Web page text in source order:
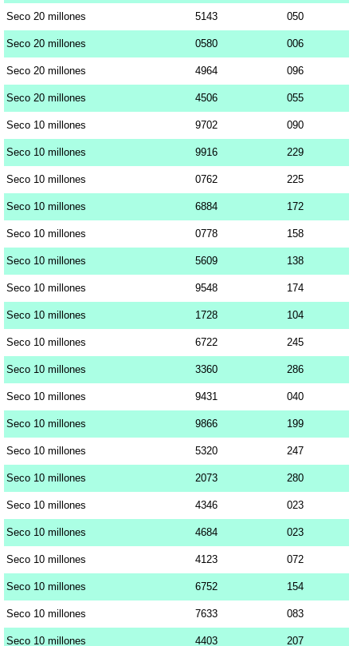
Seco 20 millones 5143 050
Seco 20 millones 0580 006
Seco 20 millones 4964 096
Seco 20 millones 4506 055
Seco 10 millones 9702 090
Seco 10 millones 9916 229
Seco 10 millones 0762 225
Seco 10 millones 6884 172
Seco 10 millones 0778 158
Seco 10 millones 5609 138
Seco 10 millones 9548 174
Seco 10 millones 1728 104
Seco 10 millones 6722 245
Seco 10 millones 3360 286
Seco 10 millones 9431 040
Seco 10 millones 9866 199
Seco 10 millones 5320 247
Seco 10 millones 2073 280
Seco 10 millones 4346 023
Seco 10 millones 4684 023
Seco 10 millones 4123 072
Seco 10 millones 6752 154
Seco 10 millones 7633 083
Seco 10 millones 4403 207